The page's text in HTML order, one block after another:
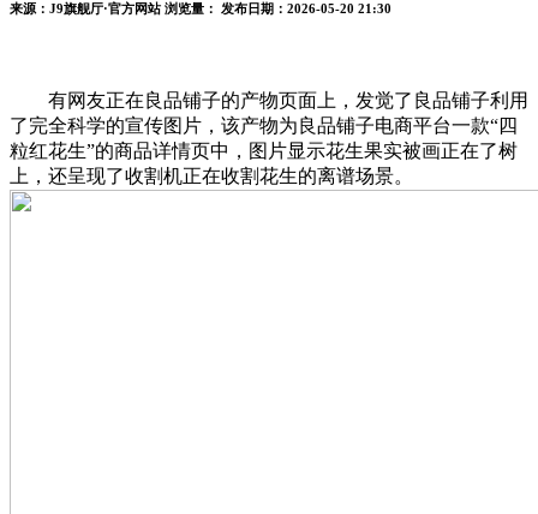
来源：J9旗舰厅·官方网站 浏览量： 发布日期：2026-05-20 21:30
有网友正在良品铺子的产物页面上，发觉了良品铺子利用
了完全科学的宣传图片，该产物为良品铺子电商平台一款“四
粒红花生”的商品详情页中，图片显示花生果实被画正在了树
上，还呈现了收割机正在收割花生的离谱场景。